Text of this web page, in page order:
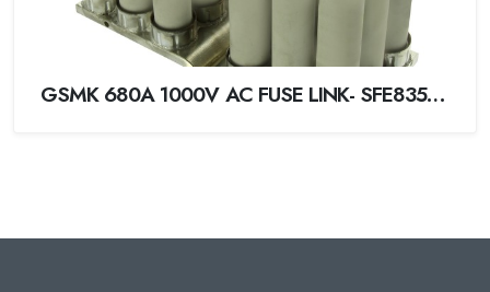
GSMK 680A 1000V AC FUSE LINK- SFE8350680